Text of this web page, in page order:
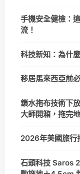
手機安全健檢：
流！
科技新知：為什
移居馬來西亞前
鎖水拖布技術下
大師開箱，拖完
2026年美國旅行
石頭科技 Saros